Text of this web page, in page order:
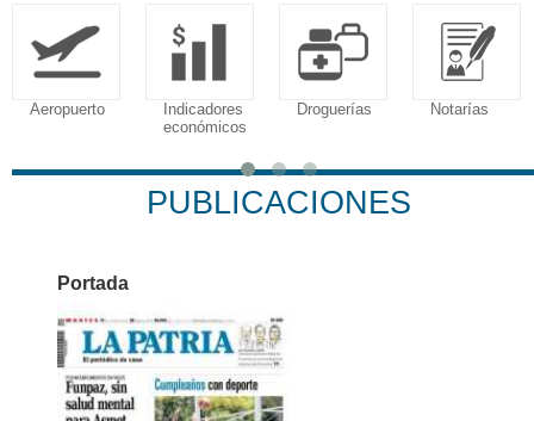
Aeropuerto
Indicadores
económicos
Droguerías Notarías
PUBLICACIONES
Portada